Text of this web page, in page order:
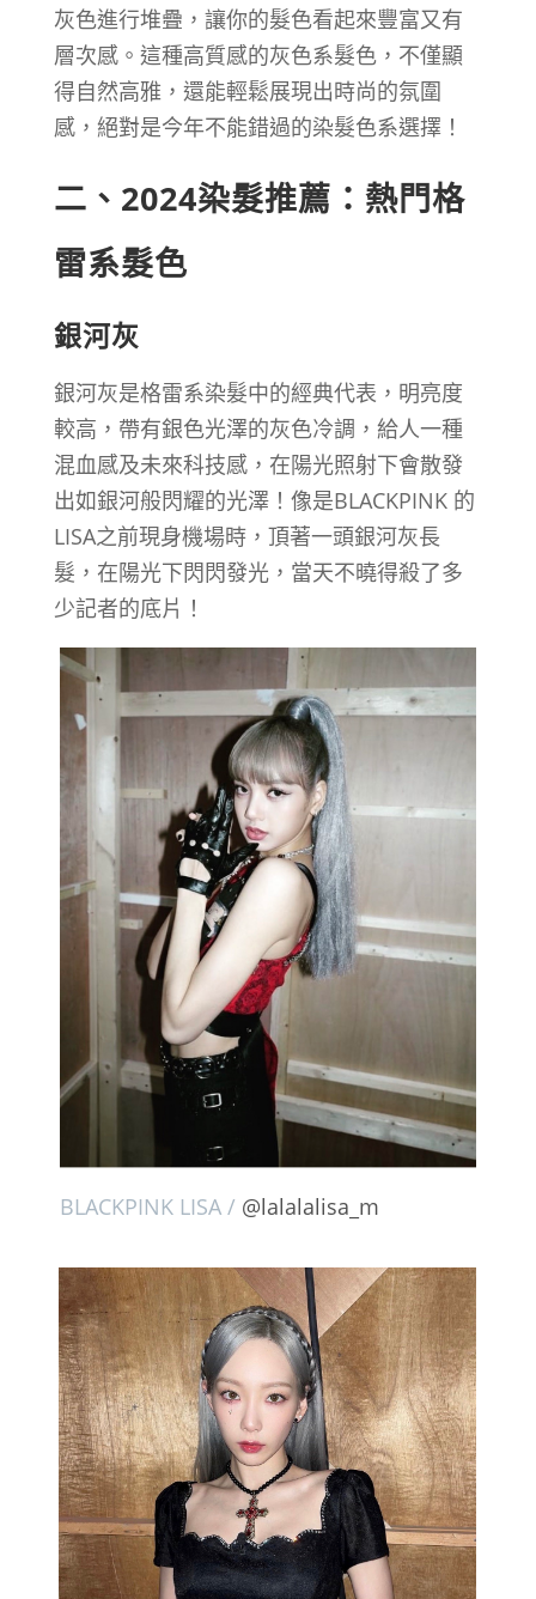
灰色進行堆疊，讓你的髮色看起來豐富又有
層次感。這種高質感的灰色系髮色，不僅顯
得自然高雅，還能輕鬆展現出時尚的氛圍
感，絕對是今年不能錯過的染髮色系選擇！
二、2024染髮推薦：熱門格
雷系髮色
銀河灰
銀河灰是格雷系染髮中的經典代表，明亮度
較高，帶有銀色光澤的灰色冷調，給人一種
混血感及未來科技感，在陽光照射下會散發
出如銀河般閃耀的光澤！像是BLACKPINK 的
LISA之前現身機場時，頂著一頭銀河灰長
髮，在陽光下閃閃發光，當天不曉得殺了多
少記者的底片！
BLACKPINK LISA / @lalalalisa_m